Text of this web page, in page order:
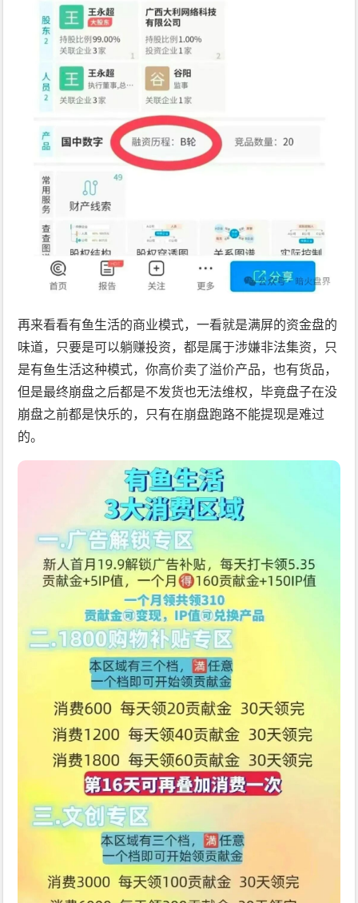
再来看看有鱼生活的商业模式，一看就是满屏的资金盘的
味道，只要是可以躺赚投资，都是属于涉嫌非法集资，只
是有鱼生活这种模式，你高价卖了溢价产品，也有货品，
但是最终崩盘之后都是不发货也无法维权，毕竟盘子在没
崩盘之前都是快乐的，只有在崩盘跑路不能提现是难过
的。